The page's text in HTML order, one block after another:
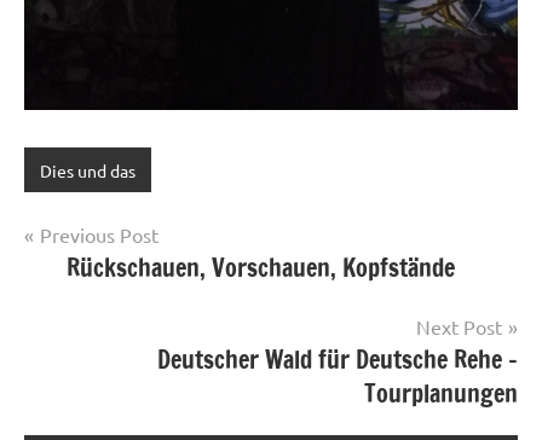
Dies und das
Post
navigation
Previous Post
Rückschauen, Vorschauen, Kopfstände
Next Post
Deutscher Wald für Deutsche Rehe –
Tourplanungen